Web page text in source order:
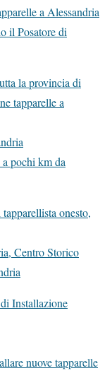
a Alessandria
il Posatore di
la provincia di
tapparelle a
pochi km da
onesto,
Centro Storico
Installazione
nuove tapparelle